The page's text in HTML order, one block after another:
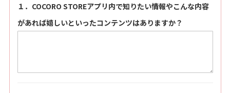
１．COCORO STOREアプリ内で知りたい情報やこんな内容
があれば嬉しいといったコンテンツはありますか？